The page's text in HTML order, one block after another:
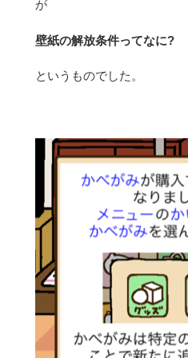
が
壁紙の解放条件ってなに?
というものでした。